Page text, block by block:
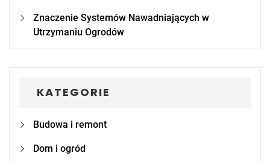
Znaczenie Systemów Nawadniających w
Utrzymaniu Ogrodów
KATEGORIE
Budowa i remont
Dom i ogród